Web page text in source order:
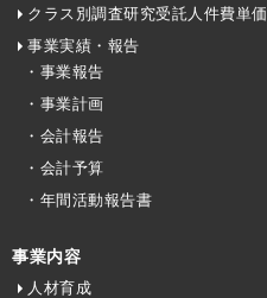
クラス別調査研究受託人件費単価
事業実績・報告
・事業報告
・事業計画
・会計報告
・会計予算
・年間活動報告書
事業内容
人材育成